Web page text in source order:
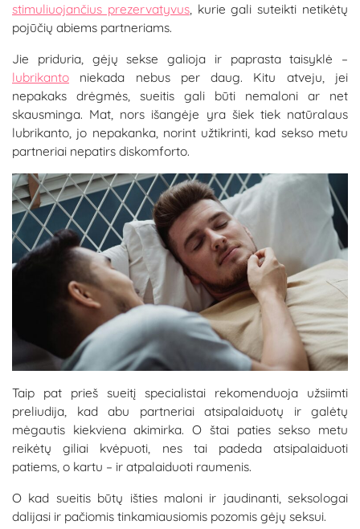
stimuliuojančius prezervatyvus, kurie gali suteikti netikėtų
pojūčių abiems partneriams.
Jie priduria, gėjų sekse galioja ir paprasta taisyklė –
lubrikanto niekada nebus per daug. Kitu atveju, jei
nepakaks drėgmės, sueitis gali būti nemaloni ar net
skausminga. Mat, nors išangėje yra šiek tiek natūralaus
lubrikanto, jo nepakanka, norint užtikrinti, kad sekso metu
partneriai nepatirs diskomforto.
Taip pat prieš sueitį specialistai rekomenduoja užsiimti
preliudija, kad abu partneriai atsipalaiduotų ir galėtų
mėgautis kiekviena akimirka. O štai paties sekso metu
reikėtų giliai kvėpuoti, nes tai padeda atsipalaiduoti
patiems, o kartu – ir atpalaiduoti raumenis.
O kad sueitis būtų išties maloni ir jaudinanti, seksologai
dalijasi ir pačiomis tinkamiausiomis pozomis gėjų seksui.